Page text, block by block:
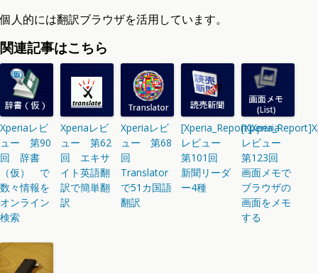
個人的には翻訳ブラウザを活用しています。
関連記事はこちら
Xperiaレビ
ュー 第90
回 辞書
（仮） で
数々情報を
オンライン
検索
Xperiaレビ
ュー 第62
回 エキサ
イト英語翻
訳で簡単翻
訳
Xperiaレビ
ュー 第68
回
Translator
で51カ国語
翻訳
[Xperia_Report]Xperia
レビュー
第101回
新聞リーダ
ー4種
レビュー
第123回
画面メモで
ブラウザの
画面をメモ
する